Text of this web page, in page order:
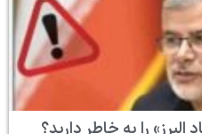
البرز» را به خاطر دارید؟